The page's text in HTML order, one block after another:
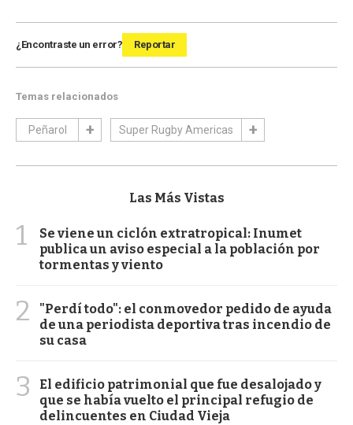
¿Encontraste un error? Reportar
Temas relacionados
Peñarol Super Rugby Americas
Las Más Vistas
1
Se viene un ciclón extratropical: Inumet
publica un aviso especial a la población por
tormentas y viento
2
"Perdí todo": el conmovedor pedido de ayuda
de una periodista deportiva tras incendio de
su casa
3
El edificio patrimonial que fue desalojado y
que se había vuelto el principal refugio de
delincuentes en Ciudad Vieja